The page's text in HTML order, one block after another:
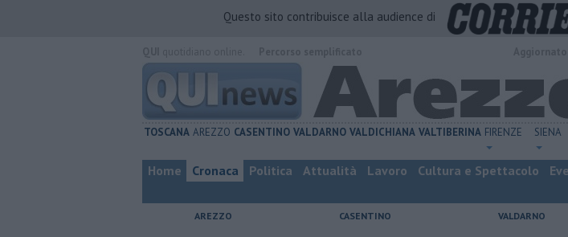
Questo sito contribuisce alla audience di
TOSCANA AREZZO CASENTINO VALDARNO VALDICHIANA VALTIBERINA FIRENZE SIENA
Home Cronaca Politica Attualità Lavoro Cultura e Spettacolo
AREZZO CASENTINO VALDARNO